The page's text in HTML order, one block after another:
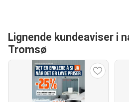
Lignende kundeaviser i
Tromsø